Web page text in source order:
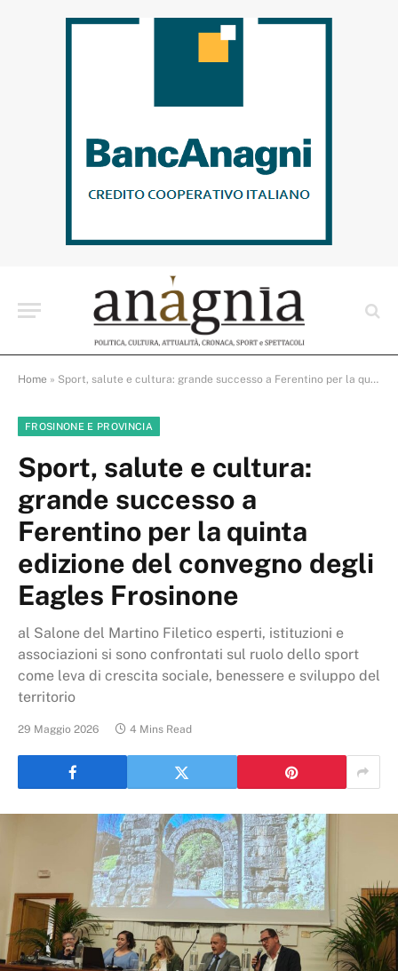
Home » Sport, salute e cultura: grande successo a Ferentino per la quinta edizione del convegno degli Eagles Frosinone
FROSINONE E PROVINCIA
Sport, salute e cultura:
grande successo a
Ferentino per la quinta
edizione del convegno degli
Eagles Frosinone
al Salone del Martino Filetico esperti, istituzioni e
associazioni si sono confrontati sul ruolo dello sport
come leva di crescita sociale, benessere e sviluppo del
territorio
29 Maggio 2026 4 Mins Read